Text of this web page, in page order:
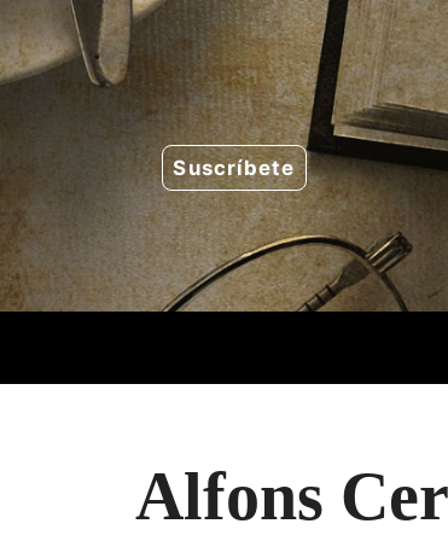
Saltar
al
contenido
Suscríbete
Alfons